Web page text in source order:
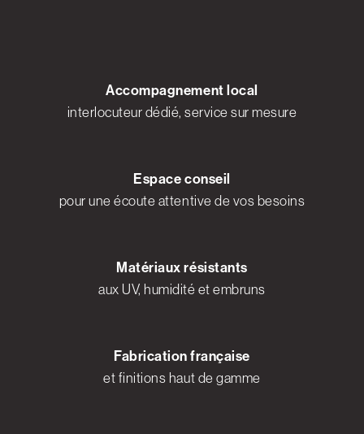
Accompagnement local
interlocuteur dédié, service sur mesure
Espace conseil
pour une écoute attentive de vos besoins
Matériaux résistants
aux UV, humidité et embruns
Fabrication française
et finitions haut de gamme